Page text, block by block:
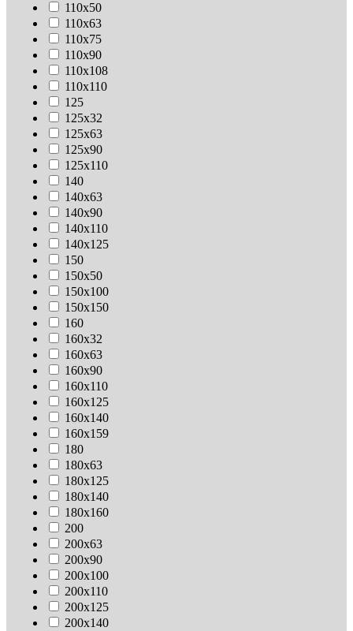
110х50
110х63
110х75
110х90
110х108
110х110
125
125х32
125х63
125х90
125х110
140
140х63
140х90
140х110
140х125
150
150х50
150х100
150х150
160
160х32
160х63
160х90
160х110
160х125
160х140
160х159
180
180х63
180х125
180х140
180х160
200
200х63
200х90
200х100
200х110
200х125
200х140